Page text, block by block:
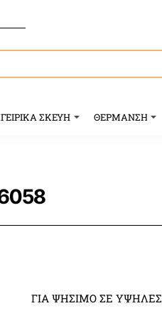
ΣΚΕΥΗ ΘΕΡΜΑΝΣΗ
ΓΙΑ ΨΗΣΙΜΟ ΣΕ